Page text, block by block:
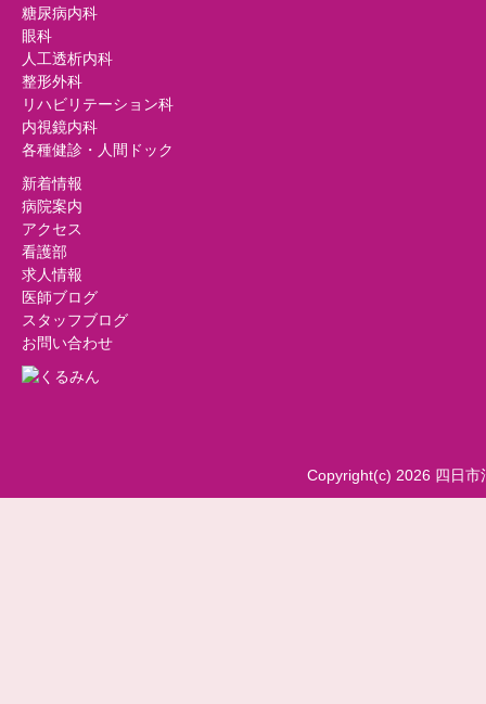
糖尿病内科
眼科
人工透析内科
整形外科
リハビリテーション科
内視鏡内科
各種健診・人間ドック
新着情報
病院案内
アクセス
看護部
求人情報
医師ブログ
スタッフブログ
お問い合わせ
Copyright(c) 2026 四日